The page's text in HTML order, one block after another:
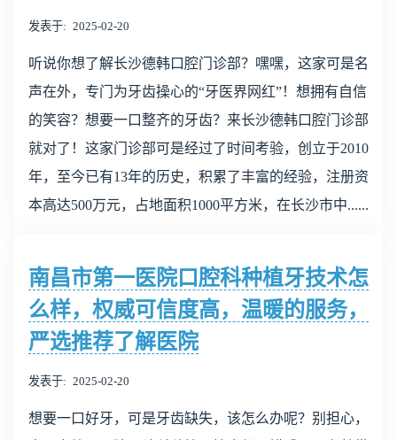
发表于 2025-02-20
听说你想了解长沙德韩口腔门诊部？嘿嘿，这家可是名
声在外，专门为牙齿操心的“牙医界网红”！想拥有自信
的笑容？想要一口整齐的牙齿？来长沙德韩口腔门诊部
就对了！这家门诊部可是经过了时间考验，创立于2010
年，至今已有13年的历史，积累了丰富的经验，注册资
本高达500万元，占地面积1000平方米，在长沙市中......
南昌市第一医院口腔科种植牙技术怎
么样，权威可信度高，温暖的服务，
严选推荐了解医院
发表于 2025-02-20
想要一口好牙，可是牙齿缺失，该怎么办呢？别担心，